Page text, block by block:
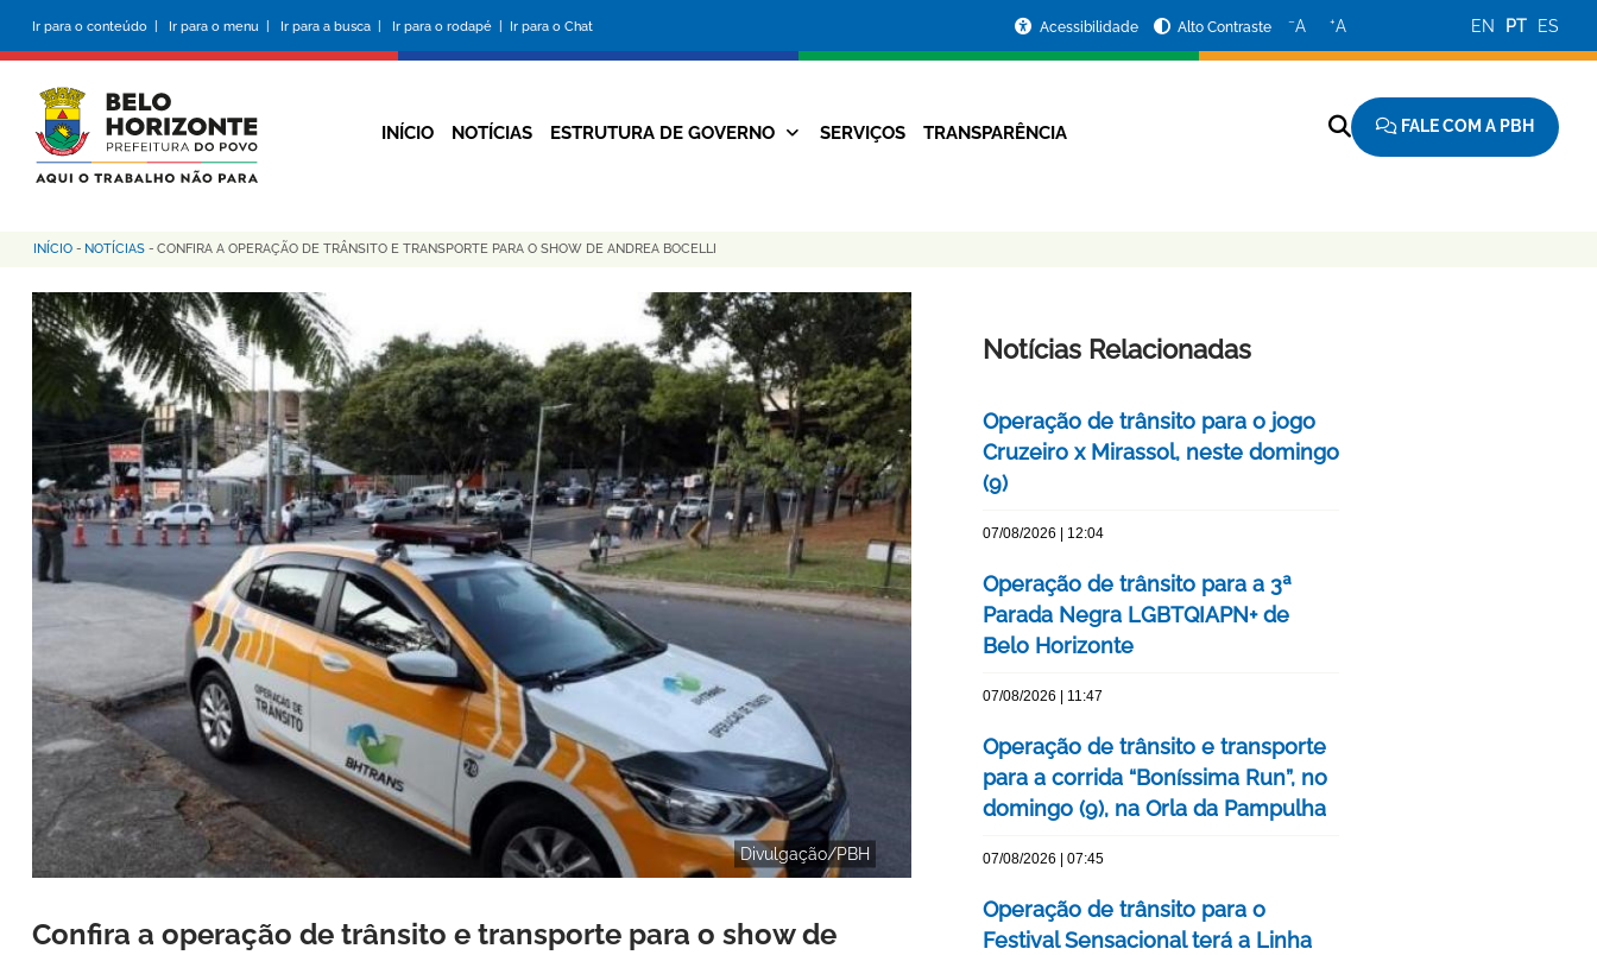
conteúdo
principal
Ir para o conteúdo | Ir para o menu | Ir para a busca | Ir para o rodapé | Ir para o Chat
da
Prefeitura
Acessibilidade Alto Contraste −A +A EN PT ES
Navegação
INÍCIO NOTÍCIAS ESTRUTURA DE GOVERNO SERVIÇOS TRANSPARÊNCIA FALE COM A PBH
Trilha
de
navegação
INÍCIO - NOTÍCIAS - CONFIRA A OPERAÇÃO DE TRÂNSITO E TRANSPORTE PARA O SHOW DE ANDREA BOCELLI
Divulgação/PBH
Confira a operação de trânsito e transporte para o show de
Notícias Relacionadas
Operação de trânsito para o jogo
Cruzeiro x Mirassol, neste domingo
(9)
07/08/2026 | 12:04
Operação de trânsito para a 3ª
Parada Negra LGBTQIAPN+ de
Belo Horizonte
07/08/2026 | 11:47
Operação de trânsito e transporte
para a corrida “Boníssima Run”, no
domingo (9), na Orla da Pampulha
07/08/2026 | 07:45
Operação de trânsito para o
Festival Sensacional terá a Linha